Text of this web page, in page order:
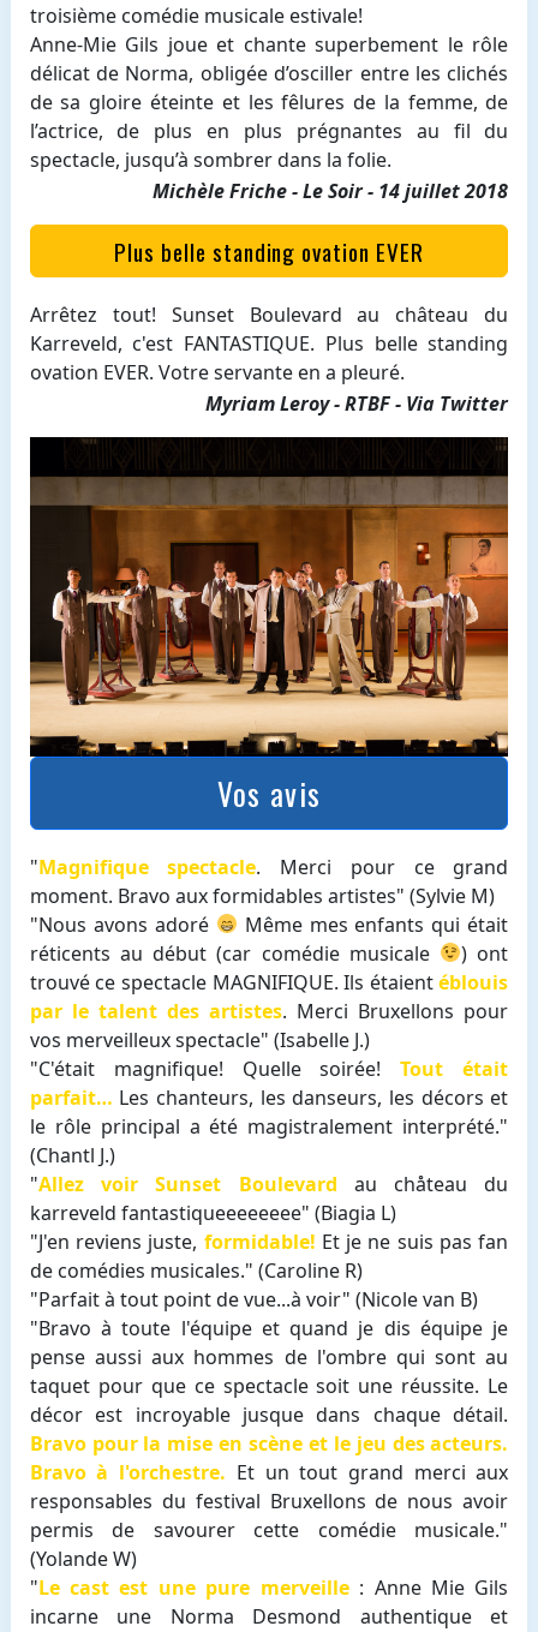
troisième comédie musicale estivale!
Anne-Mie Gils joue et chante superbement le rôle
délicat de Norma, obligée d’osciller entre les clichés
de sa gloire éteinte et les fêlures de la femme, de
l’actrice, de plus en plus prégnantes au fil du
spectacle, jusqu’à sombrer dans la folie.
Michèle Friche - Le Soir - 14 juillet 2018
Plus belle standing ovation EVER
Arrêtez tout! Sunset Boulevard au château du
Karreveld, c'est FANTASTIQUE. Plus belle standing
ovation EVER. Votre servante en a pleuré.
Myriam Leroy - RTBF - Via Twitter
Vos avis
"Magnifique spectacle. Merci pour ce grand
moment. Bravo aux formidables artistes" (Sylvie M)
"Nous avons adoré
Même mes enfants qui était
réticents au début (car comédie musicale
) ont
trouvé ce spectacle MAGNIFIQUE. Ils étaientéblouis
par le talent des artistes. Merci Bruxellons pour
vos merveilleux spectacle" (Isabelle J.)
"C'était magnifique! Quelle soirée!Tout était
parfait… Les chanteurs, les danseurs, les décors et
le rôle principal a été magistralement interprété."
(Chantl J.)
"Allez voir Sunset Boulevard au chåteau du
karreveld fantastiqueeeeeeee" (Biagia L)
"J'en reviens juste, formidable! Et je ne suis pas fan
de comédies musicales." (Caroline R)
"Parfait à tout point de vue...à voir" (Nicole van B)
"Bravo à toute l'équipe et quand je dis équipe je
pense aussi aux hommes de l'ombre qui sont au
taquet pour que ce spectacle soit une réussite. Le
décor est incroyable jusque dans chaque détail.
Bravo pour la mise en scène et le jeu des acteurs.
Bravo à l'orchestre. Et un tout grand merci aux
responsables du festival Bruxellons de nous avoir
permis de savourer cette comédie musicale."
(Yolande W)
"Le cast est une pure merveille: Anne Mie Gils
incarne une Norma Desmond authentique et